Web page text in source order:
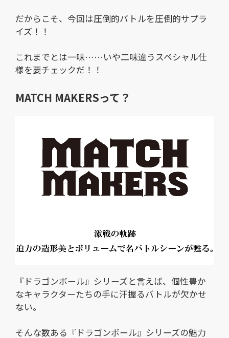
だからこそ、今回は圧倒的バトルを圧倒的サプラ
イズ！！
これまでとは一味……いや二味違うスペシャル仕
様を要チェックだ！！
MATCH MAKERSって？
『ドラゴンボール』シリーズと言えば、個性豊か
なキャラクターたちの手に汗握るバトルが欠かせ
ない。
そんな数ある『ドラゴンボール』シリーズの魅力